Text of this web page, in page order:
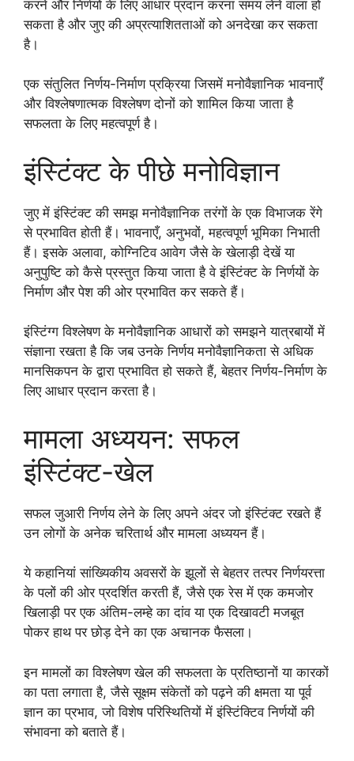
करने और निर्णयों के लिए आधार प्रदान करना समय लेने वाला हो
सकता है और जुए की अप्रत्याशितताओं को अनदेखा कर सकता
है।
एक संतुलित निर्णय-निर्माण प्रक्रिया जिसमें मनोवैज्ञानिक भावनाएँ
और विश्लेषणात्मक विश्लेषण दोनों को शामिल किया जाता है
सफलता के लिए महत्वपूर्ण है।
इंस्टिंक्ट के पीछे मनोविज्ञान
जुए में इंस्टिंक्ट की समझ मनोवैज्ञानिक तरंगों के एक विभाजक रेंगे
से प्रभावित होती हैं। भावनाएँ, अनुभवों, महत्वपूर्ण भूमिका निभाती
हैं। इसके अलावा, कोग्निटिव आवेग जैसे के खेलाड़ी देखें या
अनुपुष्टि को कैसे प्रस्तुत किया जाता है वे इंस्टिंक्ट के निर्णयों के
निर्माण और पेश की ओर प्रभावित कर सकते हैं।
इंस्टिंग्ग विश्लेषण के मनोवैज्ञानिक आधारों को समझने यात्रबायों में
संज्ञाना रखता है कि जब उनके निर्णय मनोवैज्ञानिकता से अधिक
मानसिकपन के द्वारा प्रभावित हो सकते हैं, बेहतर निर्णय-निर्माण के
लिए आधार प्रदान करता है।
मामला अध्ययन: सफल
इंस्टिंक्ट-खेल
सफल जुआरी निर्णय लेने के लिए अपने अंदर जो इंस्टिंक्ट रखते हैं
उन लोगों के अनेक चरितार्थ और मामला अध्ययन हैं।
ये कहानियां सांख्यिकीय अवसरों के झूलों से बेहतर तत्पर निर्णयरत्ता
के पलों की ओर प्रदर्शित करती हैं, जैसे एक रेस में एक कमजोर
खिलाड़ी पर एक अंतिम-लम्हे का दांव या एक दिखावटी मजबूत
पोकर हाथ पर छोड़ देने का एक अचानक फैसला।
इन मामलों का विश्लेषण खेल की सफलता के प्रतिष्ठानों या कारकों
का पता लगाता है, जैसे सूक्षम संकेतों को पढ़ने की क्षमता या पूर्व
ज्ञान का प्रभाव, जो विशेष परिस्थितियों में इंस्टिंक्टिव निर्णयों की
संभावना को बताते हैं।